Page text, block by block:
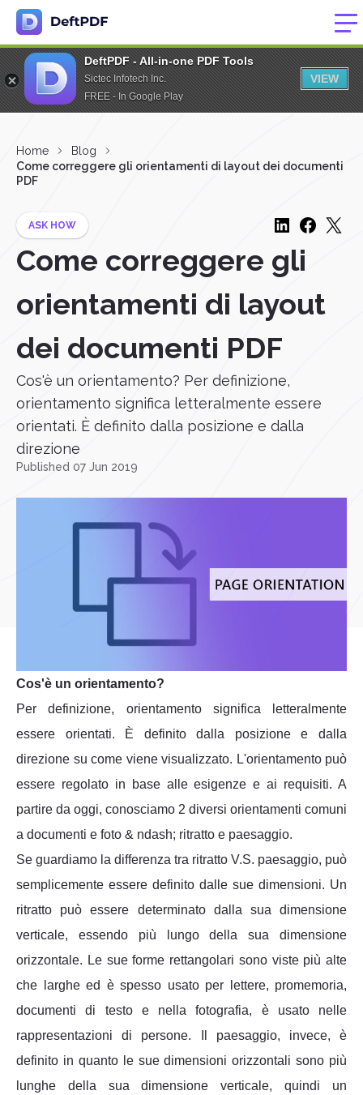
DeftPDF - All-in-one PDF Tools
Sictec Infotech Inc.
FREE - In Google Play
VIEW
Home
Blog
Come correggere gli orientamenti di layout dei documenti
PDF
ASK HOW
Come correggere gli
orientamenti di layout
dei documenti PDF
Cos'è un orientamento? Per definizione,
orientamento significa letteralmente essere
orientati. È definito dalla posizione e dalla
direzione
Published 07 Jun 2019
Cos'è un orientamento?
Per definizione, orientamento significa letteralmente
essere orientati. È definito dalla posizione e dalla
direzione su come viene visualizzato. L'orientamento può
essere regolato in base alle esigenze e ai requisiti. A
partire da oggi, conosciamo 2 diversi orientamenti comuni
a documenti e foto & ndash; ritratto e paesaggio.
Se guardiamo la differenza tra ritratto V.S. paesaggio, può
semplicemente essere definito dalle sue dimensioni. Un
ritratto può essere determinato dalla sua dimensione
verticale, essendo più lungo della sua dimensione
orizzontale. Le sue forme rettangolari sono viste più alte
che larghe ed è spesso usato per lettere, promemoria,
documenti di testo e nella fotografia, è usato nelle
rappresentazioni di persone. Il paesaggio, invece, è
definito in quanto le sue dimensioni orizzontali sono più
lunghe della sua dimensione verticale, quindi un